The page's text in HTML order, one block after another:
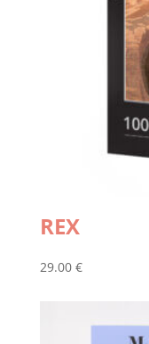
REX
29.00 €